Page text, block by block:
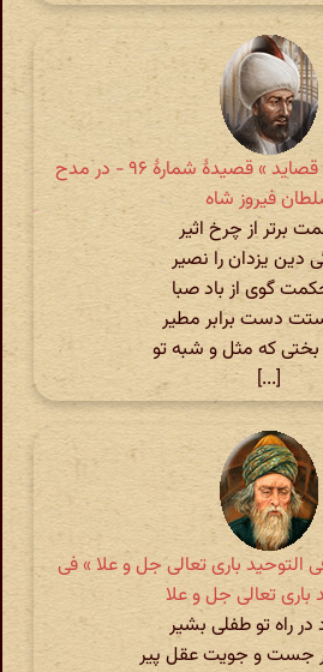
انوری » دیوان اشعار » قصاید » قصیدهٔ شمارهٔ ۹۶ - در مدح
فیروز شاه
برتر از چرخ اثیر
دین یزدان را نصیر
گوی از باد صبا
دست برابر مطیر
که مثل و شبه تو
[...]
التوحید باری تعالی جل و علا » فی
باری تعالی جل و علا
در راه تو طفلی بشیر
جست و جویت عقل پیر